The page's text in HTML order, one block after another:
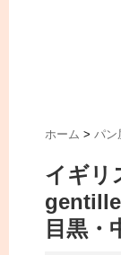
ホーム > パン
イギリ
目黒・